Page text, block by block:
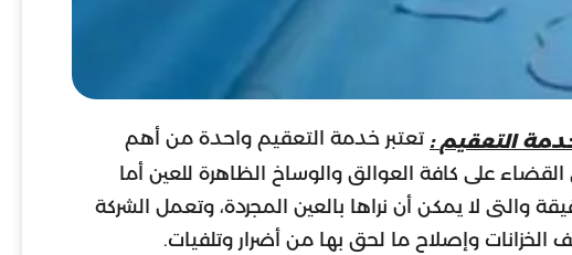
التعقيم : تعتبر خدمة التعقيم واحدة من أهم
على كافة العوالق والوساخ الظاهرة للعين أما
والتى لا يمكن أن نراها بالعين المجردة، وتعمل الشركة
وإصلاح ما لحق بها من أضرار وتلفيات.